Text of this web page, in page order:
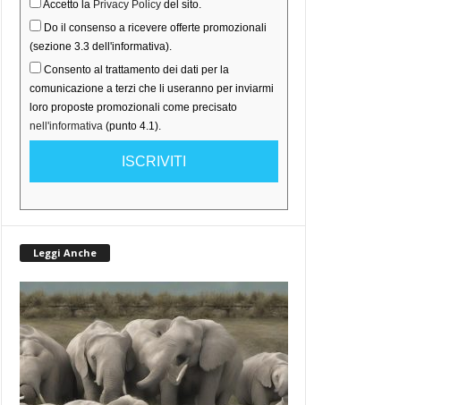
Accetto la Privacy Policydel sito.
Do il consenso a ricevere offerte promozionali
(sezione 3.3 dell'informativa).
Consento al trattamento dei dati per la
comunicazione a terzi che li useranno per inviarmi
loro proposte promozionali come precisato
nell'informativa(punto 4.1).
ISCRIVITI
Leggi Anche